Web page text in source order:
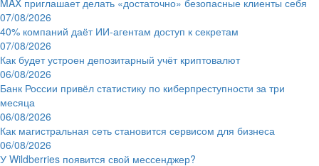
07/08/2026
40% компаний даёт ИИ‑агентам доступ к секретам
07/08/2026
Как будет устроен депозитарный учёт криптовалют
06/08/2026
Банк России привёл статистику по киберпреступности за три
месяца
06/08/2026
Как магистральная сеть становится сервисом для бизнеса
06/08/2026
У Wildberries появится свой мессенджер?